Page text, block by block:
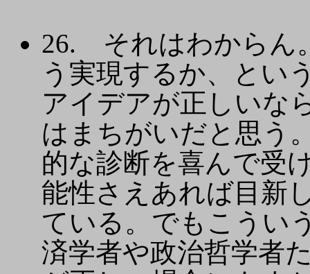
26. それはわからん
う実現するか、とい
アイデアが正しいな
はまちがいだと思う
的な診断を喜んで受
能性さえあれば目新
ている。でもこうい
済学者や政治哲学者